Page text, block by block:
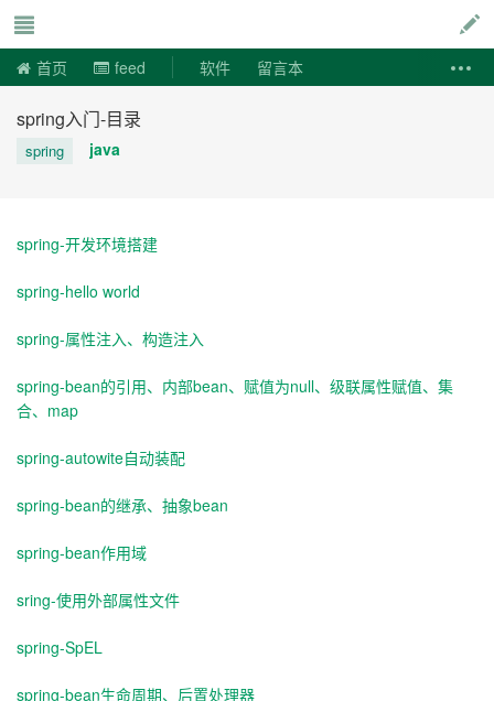
首页 feed 软件 留言本
spring入门-目录
spring java
spring-开发环境搭建
spring-hello world
spring-属性注入、构造注入
spring-bean的引用、内部bean、赋值为null、级联属性赋值、集
合、map
spring-autowite自动装配
spring-bean的继承、抽象bean
spring-bean作用域
sring-使用外部属性文件
spring-SpEL
spring-bean生命周期、后置处理器